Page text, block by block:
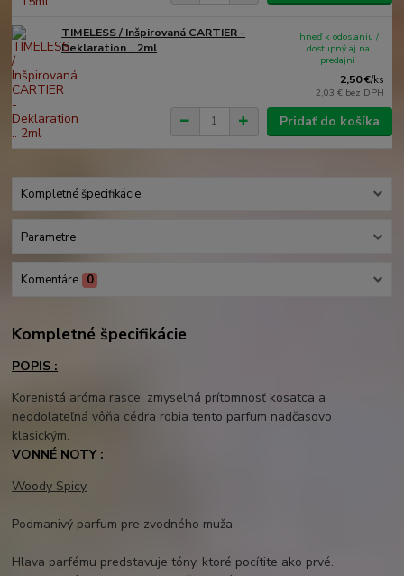
TIMELESS / Inšpirovaná CARTIER -
Deklaration .. 2ml
2,50 €/ks
2,03 € bez DPH
ihneď k odoslaniu /
dostupný aj na
predajni
Pridať do košíka
Kompletné špecifikácie
Parametre
Komentáre 0
Kompletné špecifikácie
POPIS :
Korenistá aróma rasce, zmyselná prítomnosť kosatca a
neodolateľná vôňa cédra robia tento parfum nadčasovo
klasickým.
VONNÉ NOTY :
Woody Spicy
Podmanivý parfum pre zvodného muža.
Hlava parfému predstavuje tóny, ktoré pocítite ako prvé.